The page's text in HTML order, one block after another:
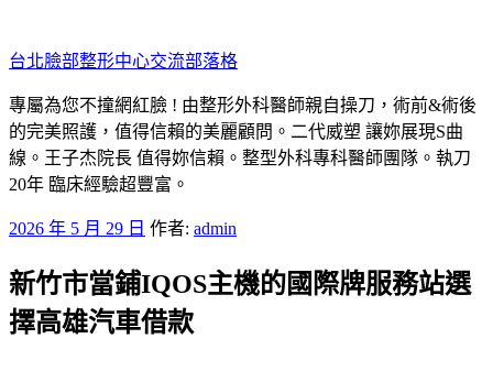
至
主
要
內
容
台北臉部整形中心交流部落格
專屬為您不撞網紅臉 ! 由整形外科醫師親自操刀，術前&術後
的完美照護，值得信賴的美麗顧問。二代威塑 讓妳展現S曲
線。王子杰院長 值得妳信賴。整型外科專科醫師團隊。執刀
20年 臨床經驗超豐富。
發
於
2026 年 5 月 29 日 作者: admin
新竹市當鋪IQOS主機的國際牌服務站選
擇高雄汽車借款